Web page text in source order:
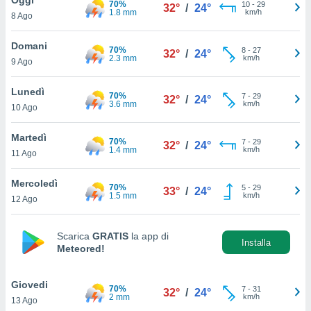
è
al sito
di
ci
di
il
un
la
nella
8 Ago
70%
1.8 mm
32° / 24° 10- 29
km/h
Domani
9 Ago
70%
2.3 mm
32° / 24° 8- 27
km/h
Lunedì
10 Ago
70%
3.6 mm
32° / 24° 7- 29
km/h
Martedì
11 Ago
70%
1.4 mm
32° / 24° 7- 29
km/h
Mercoledì
12 Ago
70%
1.5 mm
33° / 24° 5- 29
km/h
Scarica GRATIS la app di
Meteored!
Installa
Giovedi
13 Ago
70%
2 mm
32° / 24° 7- 31
km/h